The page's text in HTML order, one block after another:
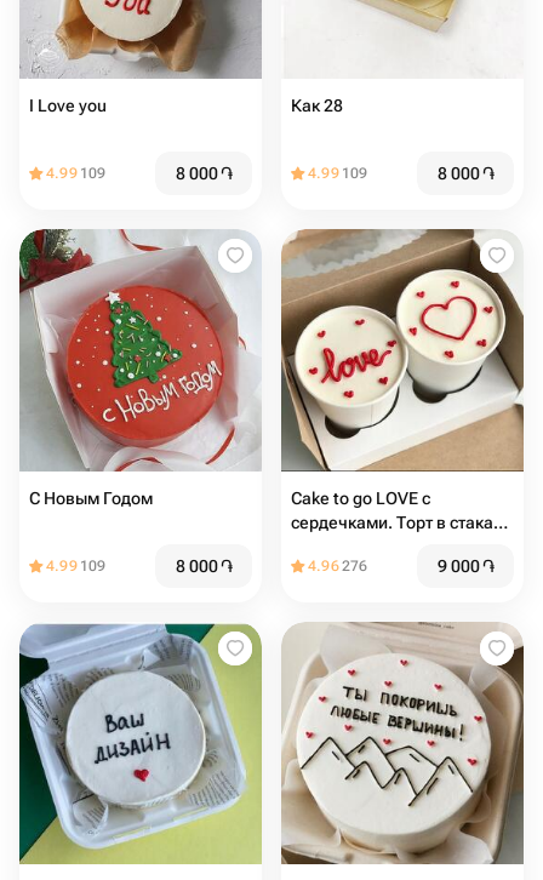
I Love you
4.99 109 8 000֏
Как 28
4.99 109 8 000֏
С Новым Годом
4.99 109 8 000֏
Cake to go LOVE с
сердечками. Торт в стакане
4.96276 9 000֏